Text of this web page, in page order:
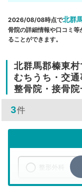
2026/08/08時点で北群
骨院の詳細情報や口コミ
ることができます。
北群馬郡榛東村
むちうち・交
整骨院・接骨院
3件